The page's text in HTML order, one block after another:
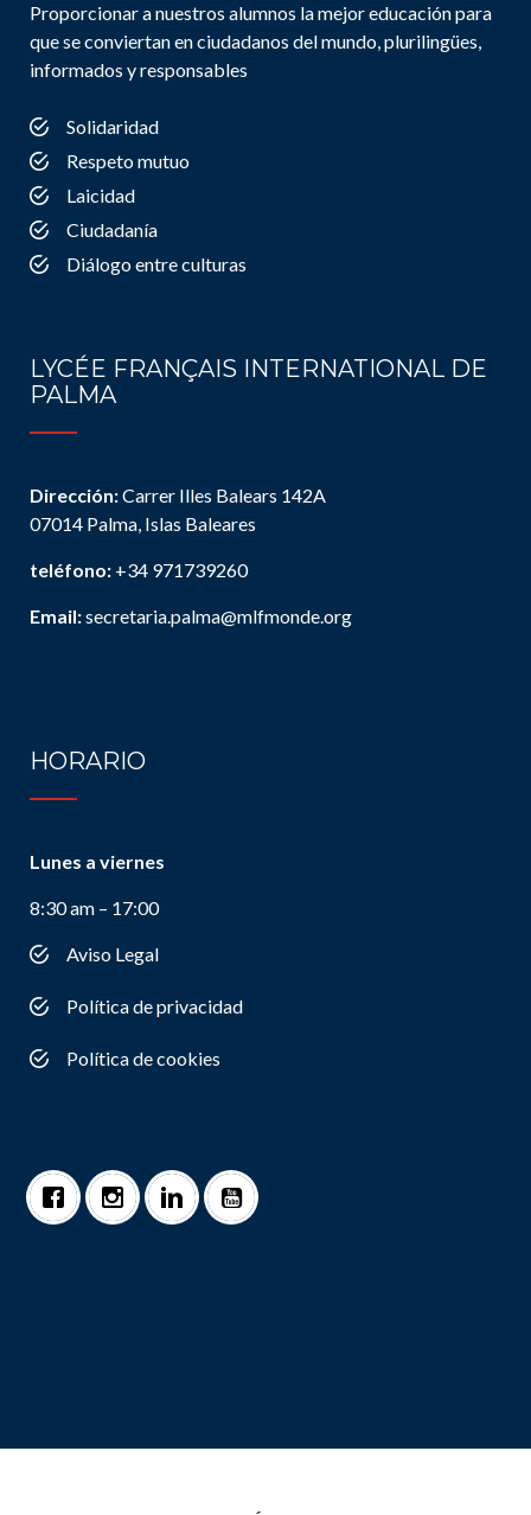
Proporcionar a nuestros alumnos la mejor educación para
que se conviertan en ciudadanos del mundo, plurilingües,
informados y responsables
Solidaridad
Respeto mutuo
Laicidad
Ciudadanía
Diálogo entre culturas
LYCÉE FRANÇAIS INTERNATIONAL DE
PALMA
Dirección:Carrer Illes Balears 142A
07014 Palma, Islas Baleares
teléfono: +34 971739260
Email:secretaria.palma@mlfmonde.org
HORARIO
Lunes a viernes
8:30 am – 17:00
Aviso Legal
Política de privacidad
Política de cookies